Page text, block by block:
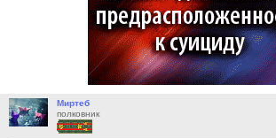
Миртеб
полковник